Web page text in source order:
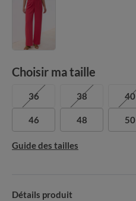
Choisir ma taille
36 38 40
46 48 50
Guide des tailles
Détails produit